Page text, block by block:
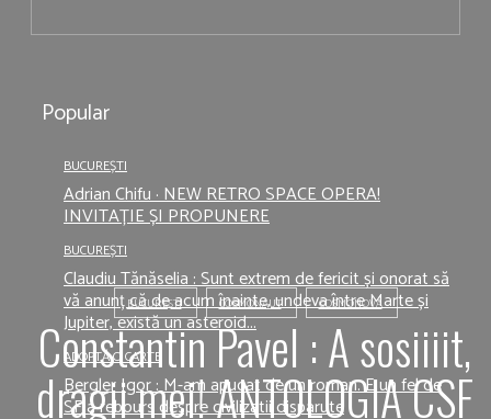
BUCUREȘTI COSMONAUT COSMONOVA
Constantin Pavel : A sosiiiit,
dragii mei! ANTOLOGIA CSF
Popular
BUCUREȘTI
Adrian Chifu · NEW RETRO SPACE OPERA!
INVITAȚIE ȘI PROPUNERE
BUCUREȘTI
Claudiu Tănăselia : Sunt extrem de fericit și onorat să
vă anunț că de acum înainte, undeva între Marte și
Jupiter, există un asteroid...
ADOPTĂ O CARTE
Bergler Igor : M-am apucat de un roman. E un fel de
SF a rebours despre civilizatii disparute